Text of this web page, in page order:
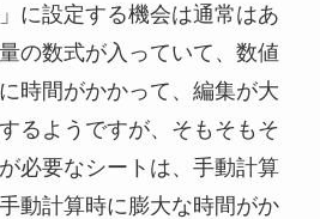
に設定する機会は通常はあ
の数式が入っていて、数値
時間がかかって、編集が大
るようですが、そもそもそ
必要なシートは、手動計算
動計算時に膨大な時間がか